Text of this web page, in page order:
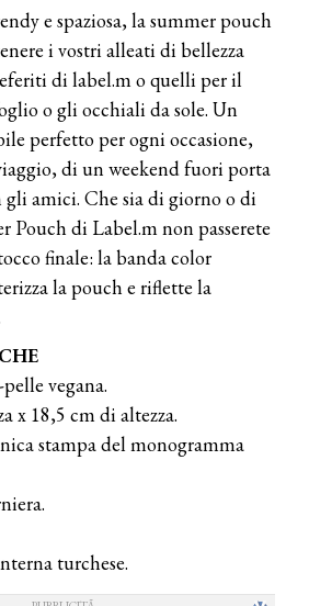
e spaziosa, la summer pouch
i vostri alleati di bellezza
di label.m o quelli per il
o gli occhiali da sole. Un
perfetto per ogni occasione,
di un weekend fuori porta
gli amici. Che sia di giorno o di
Pouch di Label.m non passerete
finale: la banda color
la pouch e riflette la
vegana.
x 18,5 cm di altezza.
stampa del monogramma
turchese.